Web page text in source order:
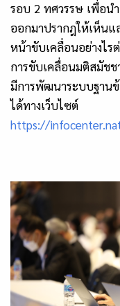
รอบ 2 ทศวรรษ เพื่อน
ออกมาปรากฎให้เห็นแ
หน้าขับเคลื่อนอย่างไร
การขับเคลื่อนมติสมัช
มีการพัฒนาระบบฐาน
ได้ทางเว็บไซต์
https://